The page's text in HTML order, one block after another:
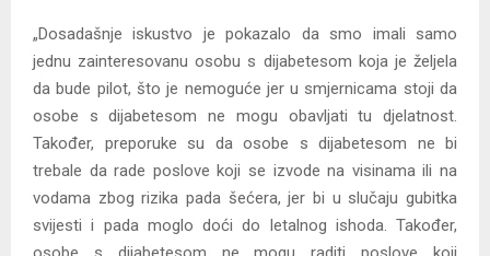
„Dosadašnje iskustvo je pokazalo da smo imali samo
jednu zainteresovanu osobu s dijabetesom koja je željela
da bude pilot, što je nemoguće jer u smjernicama stoji da
osobe s dijabetesom ne mogu obavljati tu djelatnost.
Također, preporuke su da osobe s dijabetesom ne bi
trebale da rade poslove koji se izvode na visinama ili na
vodama zbog rizika pada šećera, jer bi u slučaju gubitka
svijesti i pada moglo doći do letalnog ishoda. Također,